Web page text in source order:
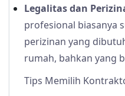
Legalitas dan
profesional biasanya
perizinan yang
rumah, bahkan yang
Tips Memilih